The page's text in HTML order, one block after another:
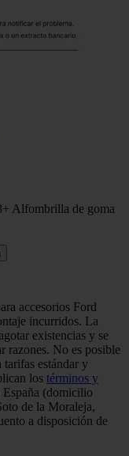
Alfombrilla de goma
accesorios Ford
incurridos. La
existencias y se
razones. No es posible
estándar y
los términos y
(domicilio
de la Moraleja,
a disposición de